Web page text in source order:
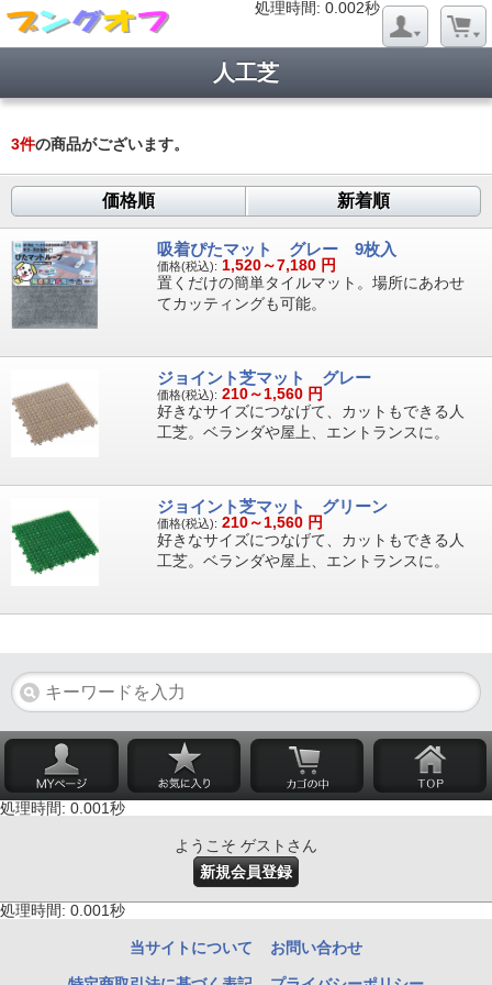
処理時間: 0.002秒
人工芝
3件の商品がございます。
価格順 新着順
吸着ぴたマット グレー 9枚入
価格(税込): 1,520～7,180 円
置くだけの簡単タイルマット。場所にあわせ
てカッティングも可能。
ジョイント芝マット グレー
価格(税込): 210～1,560 円
好きなサイズにつなげて、カットもできる人
工芝。ベランダや屋上、エントランスに。
ジョイント芝マット グリーン
価格(税込): 210～1,560 円
好きなサイズにつなげて、カットもできる人
工芝。ベランダや屋上、エントランスに。
処理時間: 0.001秒
ようこそ ゲストさん
新規会員登録
処理時間: 0.001秒
当サイトについて お問い合わせ
処理時間: 0.017秒